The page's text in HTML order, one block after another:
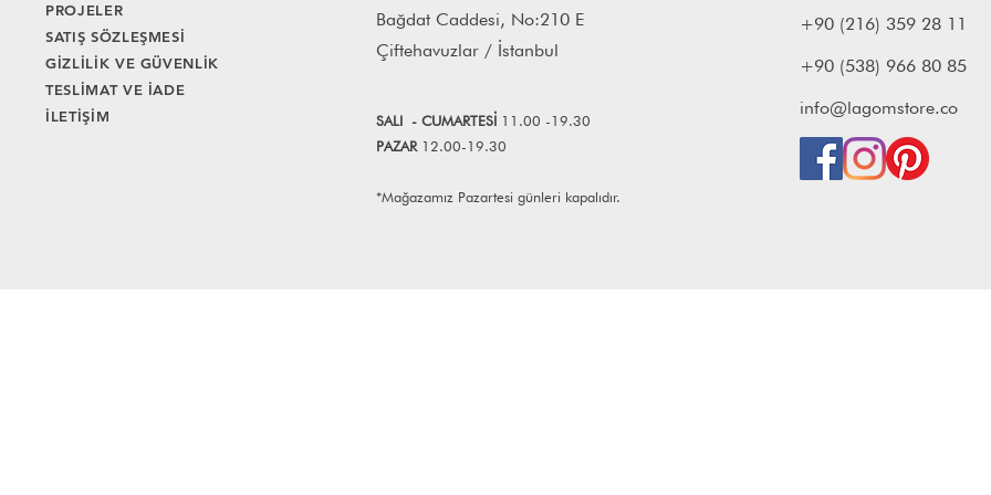
PROJELER
SATIŞ SÖZLEŞMESİ
GİZLİLİK VE GÜVENLİK
TESLİMAT VE İADE
İLETİŞİM
Bağdat Caddesi, No:210 E
Çiftehavuzlar / İstanbul
SALI - CUMARTESİ 11.00 -19.30
PAZAR 12.00-19.30
*Mağazamız Pazartesi günleri kapalıdır.
+90 (216) 359 28 11
+90 (538) 966 80 85
info@lagomstore.co